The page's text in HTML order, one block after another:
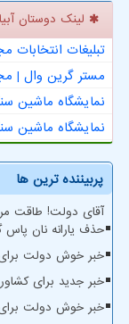
لینک دوستان
تبلیغات انتخابات
مستر گرین وال |
نمایشگاه ماشین
نمایشگاه ماشین
پربیننده ترین ها
آقای دولت! طاقت
حذف یارانه نان
خبر خوش دولت برای
خبر جدید برای
خبر خوش دولت برای